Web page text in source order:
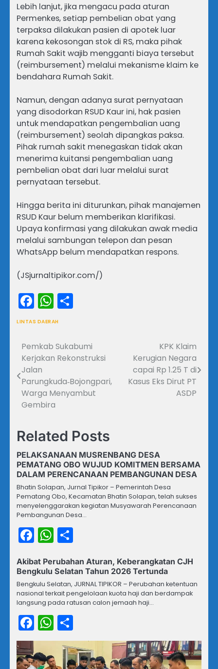
Lebih lanjut, jika mengacu pada aturan
Permenkes, setiap pembelian obat yang
terpaksa dilakukan pasien di apotek luar
karena kekosongan stok di RS, maka pihak
Rumah Sakit wajib mengganti biaya tersebut
(reimbursement) melalui mekanisme klaim ke
bendahara Rumah Sakit.
​Namun, dengan adanya surat pernyataan
yang disodorkan RSUD Kaur ini, hak pasien
untuk mendapatkan pengembalian uang
(reimbursement) seolah dipangkas paksa.
Pihak rumah sakit menegaskan tidak akan
menerima kuitansi pengembalian uang
pembelian obat dari luar melalui surat
pernyataan tersebut.
​Hingga berita ini diturunkan, pihak manajemen
RSUD Kaur belum memberikan klarifikasi.
Upaya konfirmasi yang dilakukan awak media
melalui sambungan telepon dan pesan
WhatsApp belum mendapatkan respons.
​(JSjurnaltipikor.com/)
Facebook
WhatsApp
LINTAS DAERAH
Navigasi
pos
Pemkab Sukabumi
Kerjakan Rekonstruksi
Jalan
Parungkuda‑Bojongpari,
Warga Menyambut
Gembira
KPK Klaim
Kerugian Negara
capai Rp 1.25 T di
Kasus Eks Dirut PT
ASDP
Related Posts
PELAKSANAAN MUSRENBANG DESA
PEMATANG OBO WUJUD KOMITMEN BERSAMA
DALAM PERENCANAAN PEMBANGUNAN DESA
Bhatin Solapan, Jurnal Tipikor – Pemerintah Desa
Pematang Obo, Kecamatan Bhatin Solapan, telah sukses
menyelenggarakan kegiatan Musyawarah Perencanaan
Pembangunan Desa…
Facebook
WhatsApp
Akibat Perubahan Aturan, Keberangkatan CJH
Bengkulu Selatan Tahun 2026 Tertunda
Bengkulu Selatan, JURNAL TIPIKOR – Perubahan ketentuan
nasional terkait pengelolaan kuota haji dan berdampak
langsung pada ratusan calon jemaah haji…
Facebook
WhatsApp